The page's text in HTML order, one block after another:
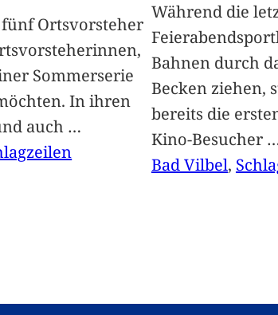
Ortsvorsteher
Sommerserie
In ihren
auch …
Während die
Bahnen durch
Becken ziehen,
bereits die
Kino-Besucher
Bad Vilbel,